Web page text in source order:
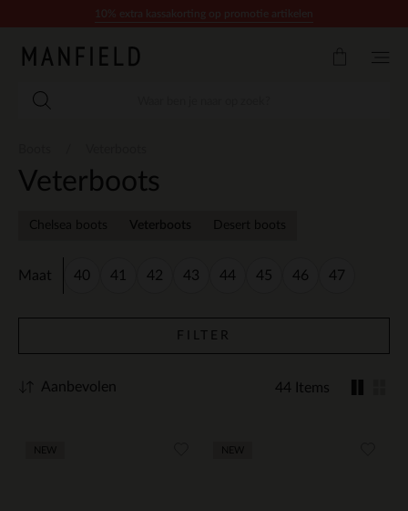
Veterboots
Chelsea boots Veterboots Desert boots
Maat 40 41 42 43 44 45 46 47
FILTER
44 Items
Aanbevolen